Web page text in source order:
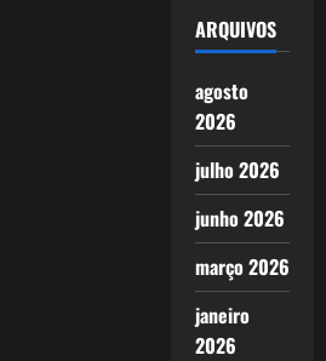
ARQUIVOS
agosto
2026
julho 2026
junho 2026
março 2026
janeiro
2026